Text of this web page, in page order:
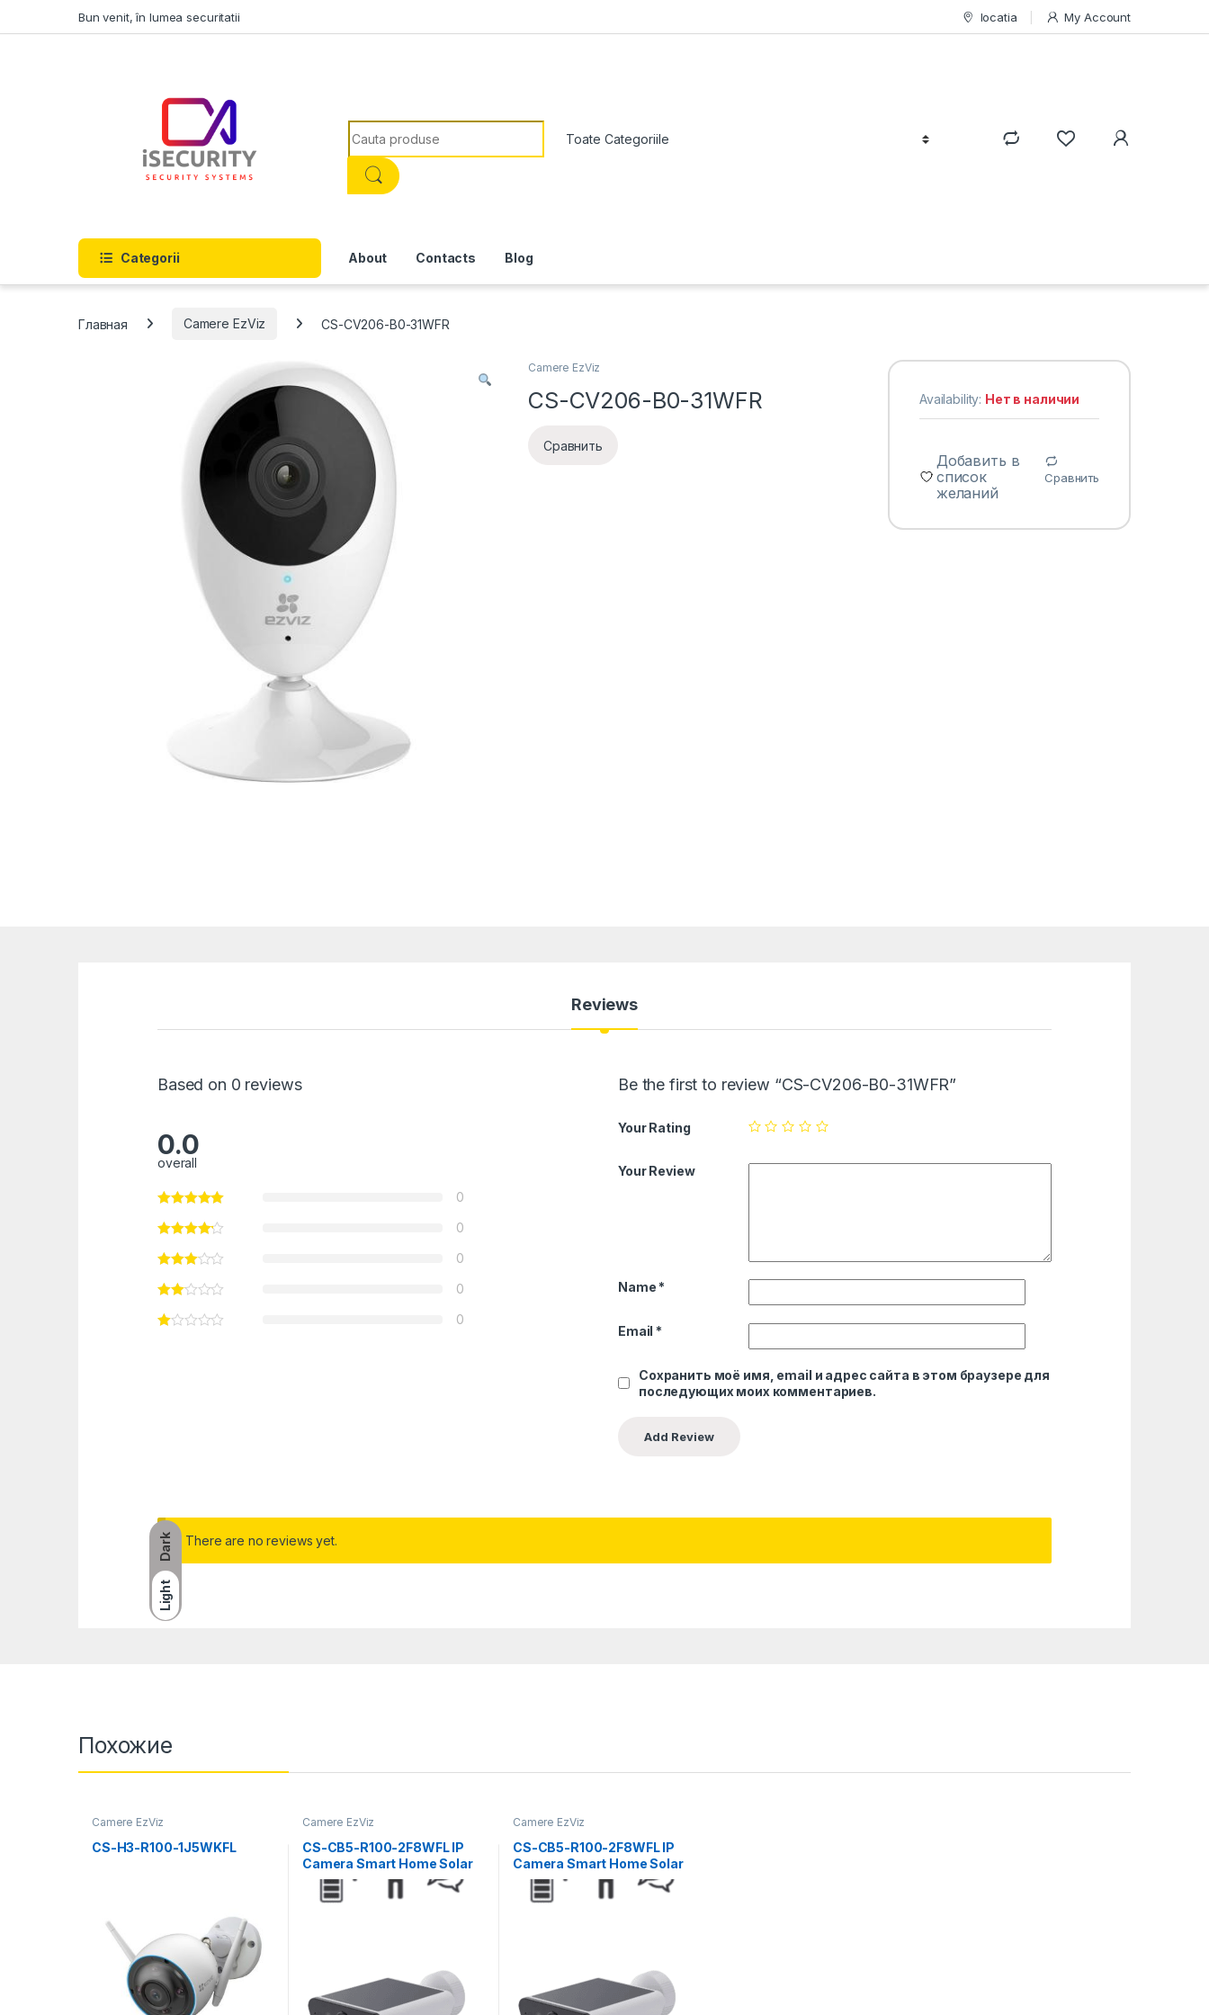
Dark
Light
Bun venit, în lumea securitatii locatia My Account
Search for:
Categorii About Contacts Blog
Главная Camere EzViz CS-CV206-B0-31WFR
Camere EzViz
CS-CV206-B0-31WFR
Сравнить
Availability: Нет в наличии
Добавить в
список
желаний
Сравнить
Reviews
Based on 0 reviews
0.0
overall
0
0
0
0
0
Be the first to review “CS-CV206-B0-31WFR”
Your Rating
Your Review
Name *
Email *
Сохранить моё имя, email и адрес сайта в этом браузере для
последующих моих комментариев.
There are no reviews yet.
Похожие
Camere EzViz
CS-H3-R100-1J5WKFL
Camere EzViz
CS-CB5-R100-2F8WFL IP
Camera Smart Home Solar
Battery
Camere EzViz
CS-CB5-R100-2F8WFL IP
Camera Smart Home Solar
Battery